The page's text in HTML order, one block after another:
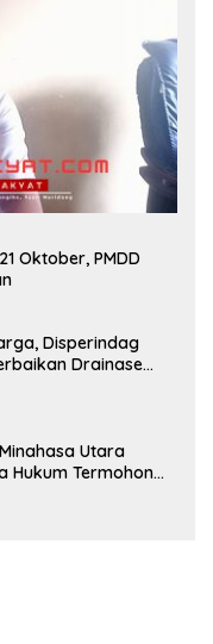
Oktober, PMDD
Disperindag
Drainase
Utara
Hukum Termohon